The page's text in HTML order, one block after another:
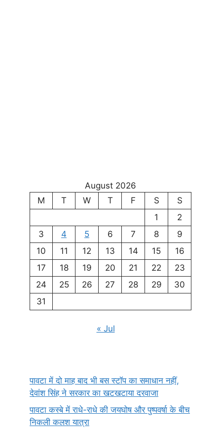
August 2026
M
T W T F S
S
1
2
3
4 5 6 7 8
9
10
11 12 13 14 15
16
17
18 19 20 21 22
23
24
25 26 27 28 29
30
31
« Jul
पावटा में दो माह बाद भी बस स्टॉप का समाधान नहीं,
देवांश सिंह ने सरकार का खटखटाया दरवाजा
पावटा कस्बे में राधे-राधे की जयघोष और पुष्पवर्षा के बीच
निकली कलश यात्रा